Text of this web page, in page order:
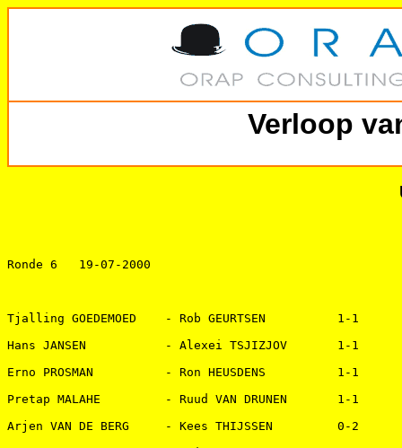
Verloop
Ronde 6   19-07-2000
Tjalling GOEDEMOED    - Rob GEURTSEN          1-1
Hans JANSEN           - Alexei TSJIZJOV       1-1
Erno PROSMAN          - Ron HEUSDENS          1-1
Pretap MALAHE         - Ruud VAN DRUNEN       1-1
Arjen VAN DE BERG     - Kees THIJSSEN         0-2